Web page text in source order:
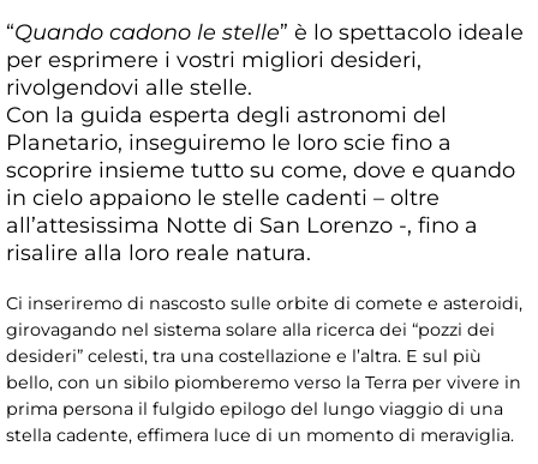
“Quando cadono le stelle” è lo spettacolo ideale
per esprimere i vostri migliori desideri,
rivolgendovi alle stelle.
Con la guida esperta degli astronomi del
Planetario, inseguiremo le loro scie fino a
scoprire insieme tutto su come, dove e quando
in cielo appaiono le stelle cadenti – oltre
all’attesissima Notte di San Lorenzo -, fino a
risalire alla loro reale natura.
Ci inseriremo di nascosto sulle orbite di comete e asteroidi,
girovagando nel sistema solare alla ricerca dei “pozzi dei
desideri” celesti, tra una costellazione e l’altra. E sul più
bello, con un sibilo piomberemo verso la Terra per vivere in
prima persona il fulgido epilogo del lungo viaggio di una
stella cadente, effimera luce di un momento di meraviglia.